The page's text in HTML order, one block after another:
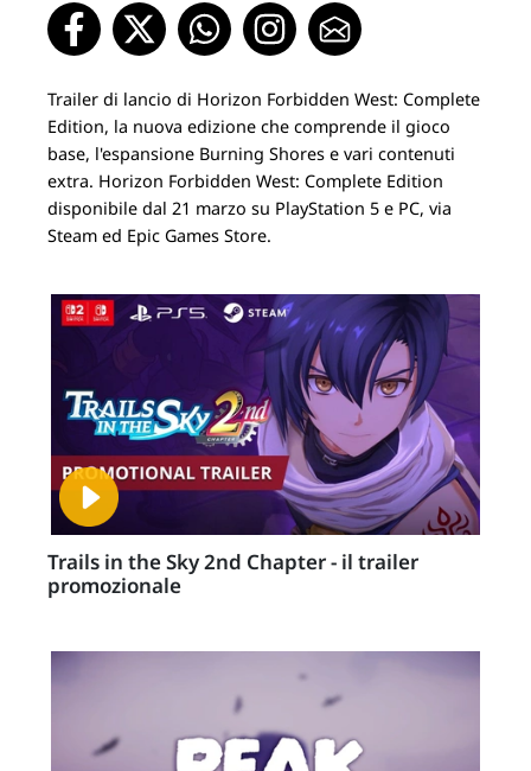
Trailer di lancio di Horizon Forbidden West: Complete
Edition, la nuova edizione che comprende il gioco
base, l'espansione Burning Shores e vari contenuti
extra. Horizon Forbidden West: Complete Edition
disponibile dal 21 marzo su PlayStation 5 e PC, via
Steam ed Epic Games Store.
Trails in the Sky 2nd Chapter - il trailer
promozionale